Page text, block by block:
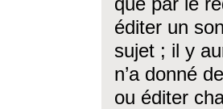
éditer un
sujet ; il y
n’a donné
ou éditer